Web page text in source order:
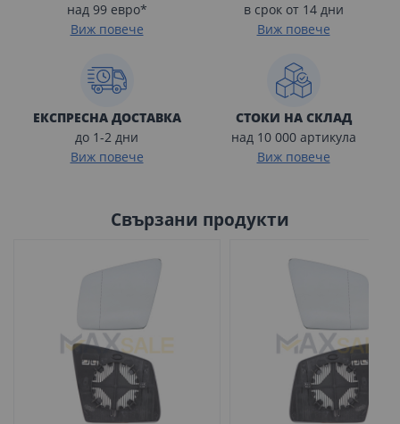
над 99 евро*
Виж повече
в срок от 14 дни
Виж повече
ЕКСПРЕСНА ДОСТАВКА
до 1-2 дни
Виж повече
СТОКИ НА СКЛАД
над 10 000 артикула
Виж повече
Свързани продукти